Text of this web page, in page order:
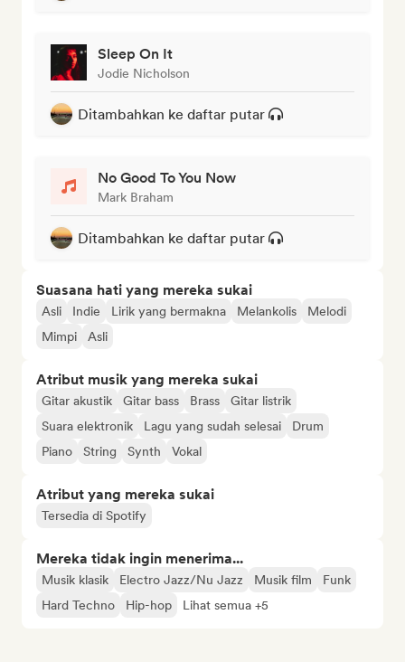
Sleep On It
Jodie Nicholson
Ditambahkan ke daftar putar
No Good To You Now
Mark Braham
Ditambahkan ke daftar putar
Suasana hati yang mereka sukai
Asli Indie Lirik yang bermakna Melankolis
Melodi
Mimpi
Asli
Atribut musik yang mereka sukai
Gitar akustik Gitar bass Brass
Gitar listrik
Suara elektronik
Lagu yang sudah selesai
Drum
Piano
String Synth Vokal
Atribut yang mereka sukai
Tersedia di Spotify
Mereka tidak ingin menerima...
Musik klasik Electro Jazz/Nu Jazz Musik film
Funk
Hard Techno
Hip-hop Lihat semua +5